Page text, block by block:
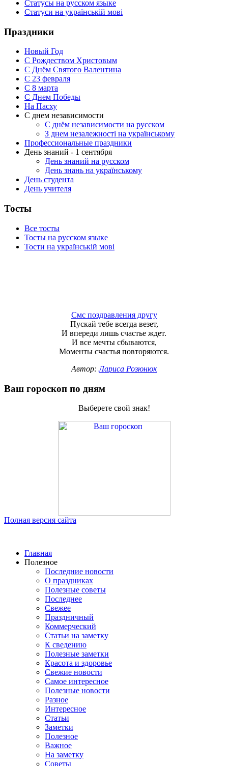
Статусы на русском языке
Статуси на українській мові
Праздники
Новый Год
С Рождеством Христовым
С Днём Святого Валентина
С 23 февраля
C 8 марта
С Днем Победы
На Пасху
С днем независимости
С днём независимости на русском
З днем незалежності на українському
Профессиональные праздники
День знаний - 1 сентября
День знаний на русском
День знань на українському
День студента
День учителя
Тосты
Все тосты
Тосты на русском языке
Тости на українській мові
Смс поздравления другу
Пускай тебе всегда везет,
И впереди лишь счастье ждет.
И все мечты сбываются,
Моменты счастья повторяются.
Автор:Лариса Розюнюк
Ваш гороскоп по дням
Выберете свой знак!
Полная версия сайта
Главная
Полезное
Последние новости
О праздниках
Полезные советы
Последнее
Свежее
Праздничный
Коммерческий
Статьи на заметку
К сведению
Полезные заметки
Красота и здоровье
Свежие новости
Самое интересное
Полезные новости
Разное
Интересное
Статьи
Заметки
Полезное
Важное
На заметку
Советы